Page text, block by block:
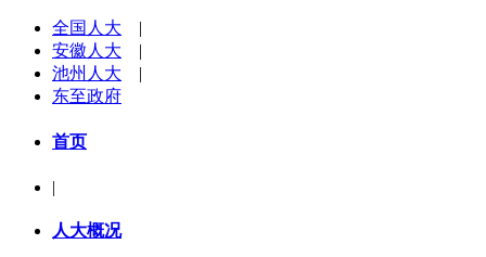
全国人大 |
安徽人大 |
池州人大 |
东至政府
首页
|
人大概况